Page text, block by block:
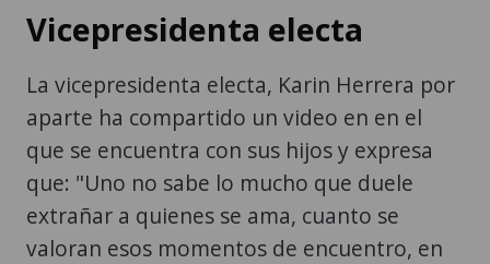
Vicepresidenta electa
La vicepresidenta electa, Karin Herrera por
aparte ha compartido un video en en el
que se encuentra con sus hijos y expresa
que: "Uno no sabe lo mucho que duele
extrañar a quienes se ama, cuanto se
valoran esos momentos de encuentro, en